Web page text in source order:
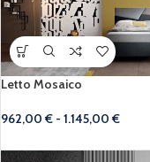
Letto Mosaico
962,00€ - 1.145,00€